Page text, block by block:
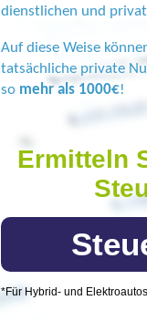
dienstlichen und
Auf diese Weise
tatsächliche private
so mehr als 1000€!
Ermitteln
*Für Hybrid- und